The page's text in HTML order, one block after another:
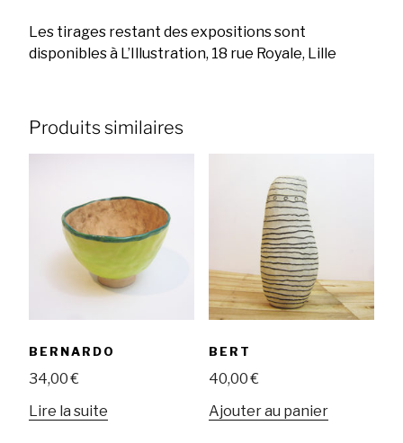
Les tirages restant des expositions sont
disponibles à L’Illustration, 18 rue Royale, Lille
Produits similaires
BERNARDO
34,00€
Lire la suite
BERT
40,00€
Ajouter au panier